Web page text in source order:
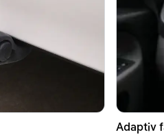
Adaptiv